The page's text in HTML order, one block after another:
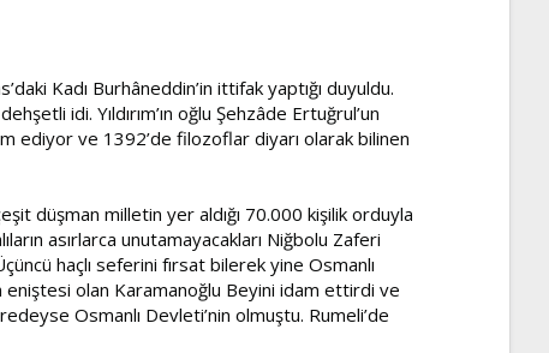
Kadı Burhâneddin’in ittifak yaptığı duyuldu.
idi. Yıldırım’ın oğlu Şehzâde Ertuğrul’un
ediyor ve 1392’de filozoflar diyarı olarak bilinen
düşman milletin yer aldığı 70.000 kişilik orduyla
asırlarca unutamayacakları Niğbolu Zaferi
haçlı seferini fırsat bilerek yine Osmanlı
eniştesi olan Karamanoğlu Beyini idam ettirdi ve
Osmanlı Devleti’nin olmuştu. Rumeli’de